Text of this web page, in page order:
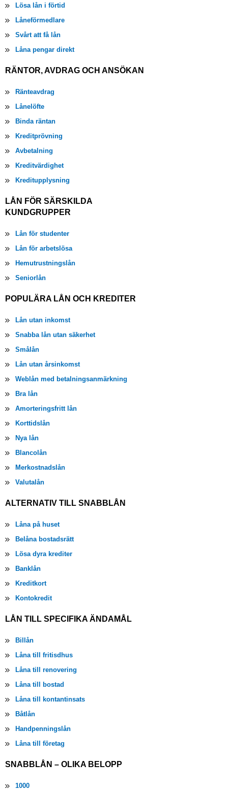
Lösa lån i förtid
Låneförmedlare
Svårt att få lån
Låna pengar direkt
RÄNTOR, AVDRAG OCH ANSÖKAN
Ränteavdrag
Lånelöfte
Binda räntan
Kreditprövning
Avbetalning
Kreditvärdighet
Kreditupplysning
LÅN FÖR SÄRSKILDA
KUNDGRUPPER
Lån för studenter
Lån för arbetslösa
Hemutrustningslån
Seniorlån
POPULÄRA LÅN OCH KREDITER
Lån utan inkomst
Snabba lån utan säkerhet
Smålån
Lån utan årsinkomst
Weblån med betalningsanmärkning
Bra lån
Amorteringsfritt lån
Korttidslån
Nya lån
Blancolån
Merkostnadslån
Valutalån
ALTERNATIV TILL SNABBLÅN
Låna på huset
Belåna bostadsrätt
Lösa dyra krediter
Banklån
Kreditkort
Kontokredit
LÅN TILL SPECIFIKA ÄNDAMÅL
Billån
Låna till fritisdhus
Låna till renovering
Låna till bostad
Låna till kontantinsats
Båtlån
Handpenningslån
Låna till företag
SNABBLÅN – OLIKA BELOPP
1000